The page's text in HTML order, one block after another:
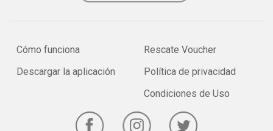
Cómo funciona
Descargar la aplicación
Rescate Voucher
Política de privacidad
Condiciones de Uso